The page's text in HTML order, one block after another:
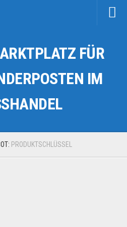
FÜR
IM
PRODUKTSCHLÜSSEL